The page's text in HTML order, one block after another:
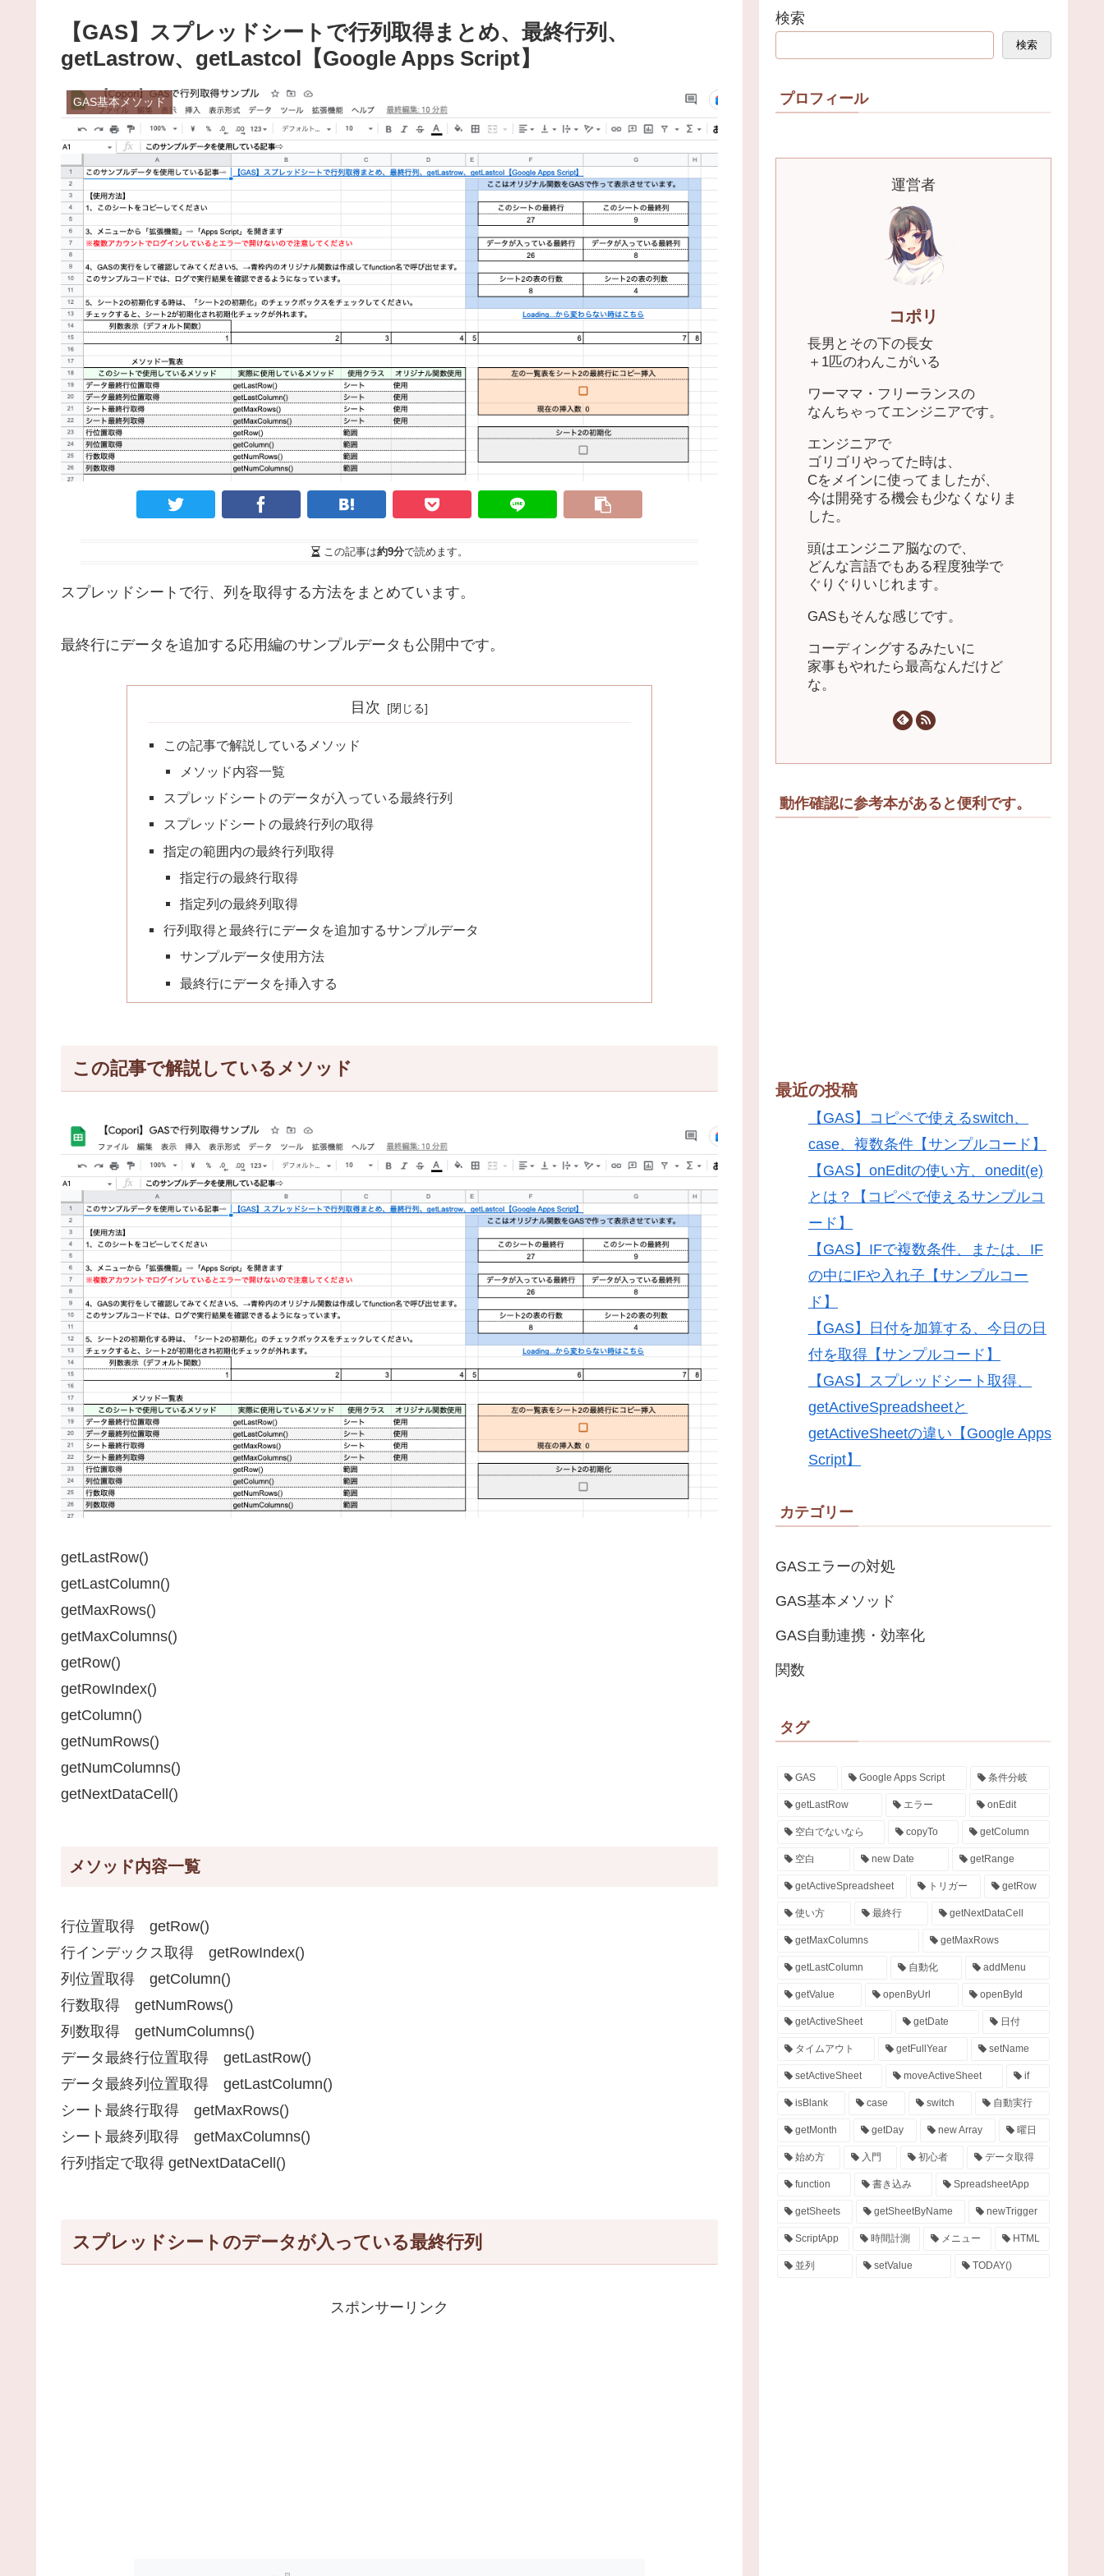
【GAS】スプレッドシートで行列取得まとめ、最終行列、
getLastrow、getLastcol【Google Apps Script】
GAS基本メソッド
この記事は約9分で読めます。
スプレッドシートで行、列を取得する方法をまとめています。
最終行にデータを追加する応用編のサンプルデータも公開中です。
目次
この記事で解説しているメソッド
メソッド内容一覧
スプレッドシートのデータが入っている最終行列
スプレッドシートの最終行列の取得
指定の範囲内の最終行列取得
指定行の最終行取得
指定列の最終列取得
行列取得と最終行にデータを追加するサンプルデータ
サンプルデータ使用方法
最終行にデータを挿入する
この記事で解説しているメソッド
getLastRow()
getLastColumn()
getMaxRows()
getMaxColumns()
getRow()
getRowIndex()
getColumn()
getNumRows()
getNumColumns()
getNextDataCell()
メソッド内容一覧
行位置取得 getRow()
行インデックス取得 getRowIndex()
列位置取得 getColumn()
行数取得 getNumRows()
列数取得 getNumColumns()
データ最終行位置取得 getLastRow()
データ最終列位置取得 getLastColumn()
シート最終行取得 getMaxRows()
シート最終列取得 getMaxColumns()
行列指定で取得 getNextDataCell()
スプレッドシートのデータが入っている最終行列
スポンサーリンク
検索
検索
プロフィール
運営者
コポリ
長男とその下の長女
＋1匹のわんこがいる
ワーママ・フリーランスの
なんちゃってエンジニアです。
エンジニアで
ゴリゴリやってた時は、
Cをメインに使ってましたが、
今は開発する機会も少なくなりま
した。
頭はエンジニア脳なので、
どんな言語でもある程度独学で
ぐりぐりいじれます。
GASもそんな感じです。
コーディングするみたいに
家事もやれたら最高なんだけど
な。
動作確認に参考本があると便利です。
最近の投稿
【GAS】コピペで使えるswitch、
case、複数条件【サンプルコード】
【GAS】onEditの使い方、onedit(e)
とは？【コピペで使えるサンプルコ
ード】
【GAS】IFで複数条件、または、IF
の中にIFや入れ子【サンプルコー
ド】
【GAS】日付を加算する、今日の日
付を取得【サンプルコード】
【GAS】スプレッドシート取得、
getActiveSpreadsheetと
getActiveSheetの違い【Google Apps
Script】
カテゴリー
GASエラーの対処
GAS基本メソッド
GAS自動連携・効率化
関数
タグ
GAS Google Apps Script 条件分岐
getLastRow エラー onEdit
空白でないなら copyTo getColumn
空白 new Date getRange
getActiveSpreadsheet トリガー getRow
使い方 最終行 getNextDataCell
getMaxColumns getMaxRows
getLastColumn 自動化 addMenu
getValue openByUrl openById
getActiveSheet getDate 日付
タイムアウト getFullYear setName
setActiveSheet moveActiveSheet if
isBlank case switch 自動実行
getMonth getDay new Array 曜日
始め方 入門 初心者 データ取得
function 書き込み SpreadsheetApp
getSheets getSheetByName newTrigger
ScriptApp 時間計測 メニュー HTML
並列 setValue TODAY()